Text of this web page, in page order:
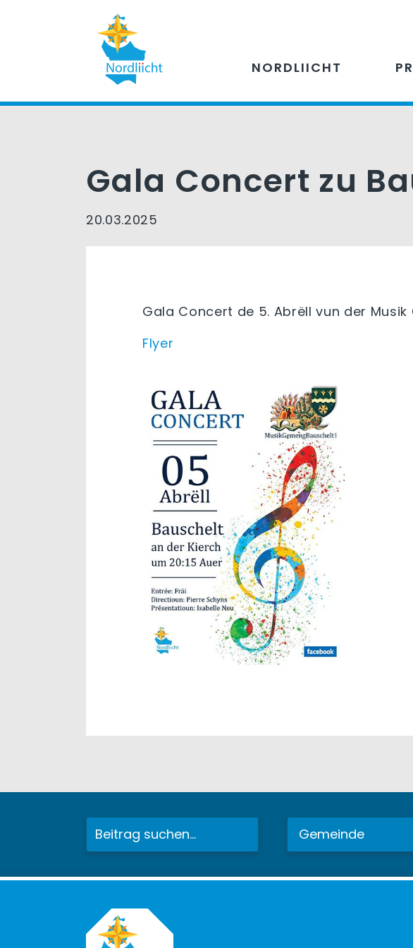
NORDLIICHT
Gala Concert zu
20.03.2025
Gala Concert de 5. Abrëll vun der
Flyer